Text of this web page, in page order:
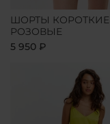
ШОРТЫ КОРОТКИЕ
РОЗОВЫЕ
5 950 ₽